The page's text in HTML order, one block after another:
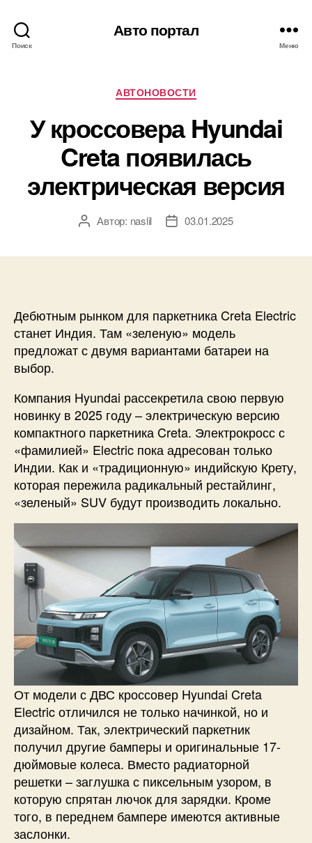
Поиск
Авто портал
Меню
Рубрики
АВТОНОВОСТИ
У кроссовера Hyundai
Creta появилась
электрическая версия
АвторАвтор: naslil
Дата03.01.2025
Дебютным рынком для паркетника Creta Electric
станет Индия. Там «зеленую» модель
предложат с двумя вариантами батареи на
выбор.
Компания Hyundai рассекретила свою первую
новинку в 2025 году – электрическую версию
компактного паркетника Creta. Электрокросс с
«фамилией» Electric пока адресован только
Индии. Как и «традиционную» индийскую Крету,
которая пережила радикальный рестайлинг,
«зеленый» SUV будут производить локально.
От модели с ДВС кроссовер Hyundai Creta
Electric отличился не только начинкой, но и
дизайном. Так, электрический паркетник
получил другие бамперы и оригинальные 17-
дюймовые колеса. Вместо радиаторной
решетки – заглушка с пиксельным узором, в
которую спрятан лючок для зарядки. Кроме
того, в переднем бампере имеются активные
заслонки.